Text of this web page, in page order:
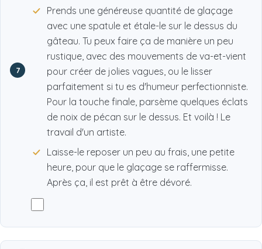
7
Prends une généreuse quantité de glaçage
avec une spatule et étale-le sur le dessus du
gâteau. Tu peux faire ça de manière un peu
rustique, avec des mouvements de va-et-vient
pour créer de jolies vagues, ou le lisser
parfaitement si tu es d'humeur perfectionniste.
Pour la touche finale, parsème quelques éclats
de noix de pécan sur le dessus. Et voilà ! Le
travail d'un artiste.
Laisse-le reposer un peu au frais, une petite
heure, pour que le glaçage se raffermisse.
Après ça, il est prêt à être dévoré.